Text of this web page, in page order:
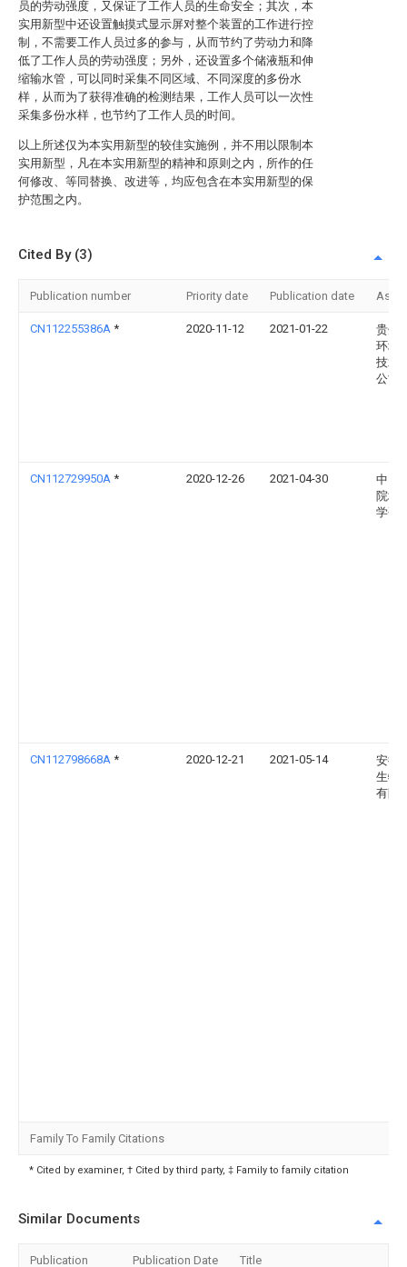
员的劳动强度，又保证了工作人员的生命安全；其次，本
实用新型中还设置触摸式显示屏对整个装置的工作进行控
制，不需要工作人员过多的参与，从而节约了劳动力和降
低了工作人员的劳动强度；另外，还设置多个储液瓶和伸
缩输水管，可以同时采集不同区域、不同深度的多份水
样，从而为了获得准确的检测结果，工作人员可以一次性
采集多份水样，也节约了工作人员的时间。
以上所述仅为本实用新型的较佳实施例，并不用以限制本
实用新型，凡在本实用新型的精神和原则之内，所作的任
何修改、等同替换、改进等，均应包含在本实用新型的保
护范围之内。
Cited By (3)
Publication number Priority date Publication date
CN112255386A * 2020-11-12 2021-01-22
贵州
环境
技术
公司
CN112729950A * 2020-12-26 2021-04-30
中国
院地
学研
CN112798668A * 2020-12-21 2021-05-14
安徽
生物
有限
Family To Family Citations
* Cited by examiner, † Cited by third party, ‡ Family to family citation
Similar Documents
Publication Publication Date Title